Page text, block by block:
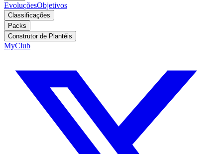
EvoluçõesObjetivos
Classificações
Packs
Construtor de Plantéis
MyClub